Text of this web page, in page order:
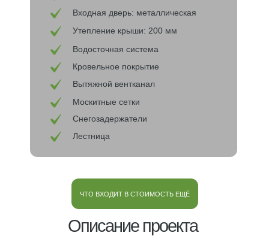
Входная дверь: металлическая
Утепление крыши: 200 мм
Водосточная система
Кровельное покрытие
Вытяжной вентканал
Москитные сетки
Снегозадержатели
Лестница
ЧТО ВХОДИТ В СТОИМОСТЬ ЕЩЁ
Описание проекта